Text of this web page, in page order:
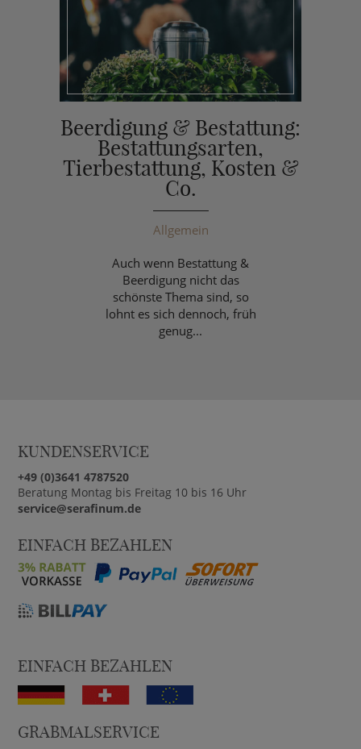
Beerdigung & Bestattung:
Bestattungsarten,
Tierbestattung, Kosten &
Co.
Allgemein
Auch wenn Bestattung &
Beerdigung nicht das
schönste Thema sind, so
lohnt es sich dennoch, früh
genug...
KUNDENSERVICE
+49 (0)3641 4787520
Beratung Montag bis Freitag 10 bis 16 Uhr
service@serafinum.de
EINFACH BEZAHLEN
EINFACH BEZAHLEN
GRABMALSERVICE